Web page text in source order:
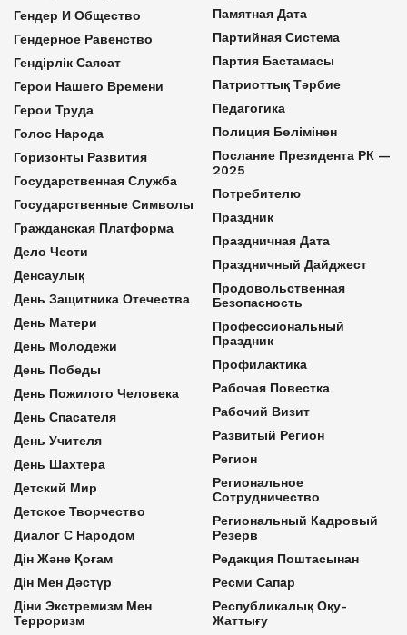
Гендер И Общество
Гендерное Равенство
Гендірлік Саясат
Герои Нашего Времени
Герои Труда
Голос Народа
Горизонты Развития
Государственная Служба
Государственные Символы
Гражданская Платформа
Дело Чести
Денсаулық
День Защитника Отечества
День Матери
День Молодежи
День Победы
День Пожилого Человека
День Спасателя
День Учителя
День Шахтера
Детский Мир
Детское Творчество
Диалог С Народом
Дін Және Қоғам
Дін Мен Дәстүр
Діни Экстремизм Мен
Терроризм
Памятная Дата
Партийная Система
Партия Бастамасы
Патриоттық Тәрбие
Педагогика
Полиция Бөлімінен
Послание Президента РК —
2025
Потребителю
Праздник
Праздничная Дата
Праздничный Дайджест
Продовольственная
Безопасность
Профессиональный
Праздник
Профилактика
Рабочая Повестка
Рабочий Визит
Развитый Регион
Регион
Региональное
Сотрудничество
Региональный Кадровый
Резерв
Редакция Поштасынан
Ресми Сапар
Республикалық Оқу-
Жаттығу